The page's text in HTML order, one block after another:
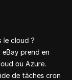
le cloud ?
prend en
ou Azure.
de tâches cron